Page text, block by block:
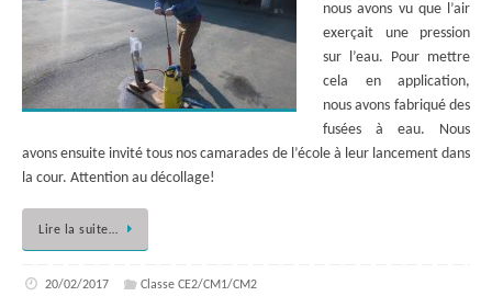
nous avons vu que l’air
exerçait une pression
sur l’eau. Pour mettre
cela en application,
nous avons fabriqué des
fusées à eau. Nous
avons ensuite invité tous nos camarades de l’école à leur lancement dans
la cour. Attention au décollage!
Lire la suite…
20/02/2017 Classe CE2/CM1/CM2